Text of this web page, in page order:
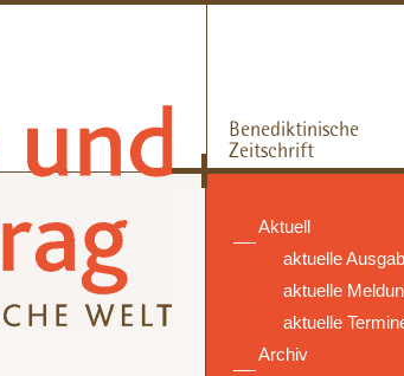
Aktuell
aktuelle
aktuelle
aktuelle
Archiv